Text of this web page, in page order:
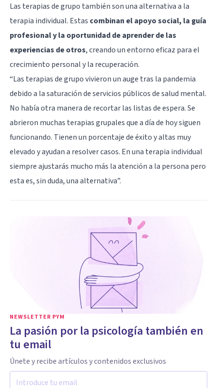
Las terapias de grupo también son una alternativa a la
terapia individual. Estas combinan el apoyo social, la guía
profesional y la oportunidad de aprender de las
experiencias de otros, creando un entorno eficaz para el
crecimiento personal y la recuperación.
“Las terapias de grupo vivieron un auge tras la pandemia
debido a la saturación de servicios públicos de salud mental.
No había otra manera de recortar las listas de espera. Se
abrieron muchas terapias grupales que a día de hoy siguen
funcionando. Tienen un porcentaje de éxito y altas muy
elevado y ayudan a resolver casos. En una terapia individual
siempre ajustarás mucho más la atención a la persona pero
esta es, sin duda, una alternativa”.
NEWSLETTER PYM
La pasión por la psicología también en
tu email
Únete y recibe artículos y contenidos exclusivos